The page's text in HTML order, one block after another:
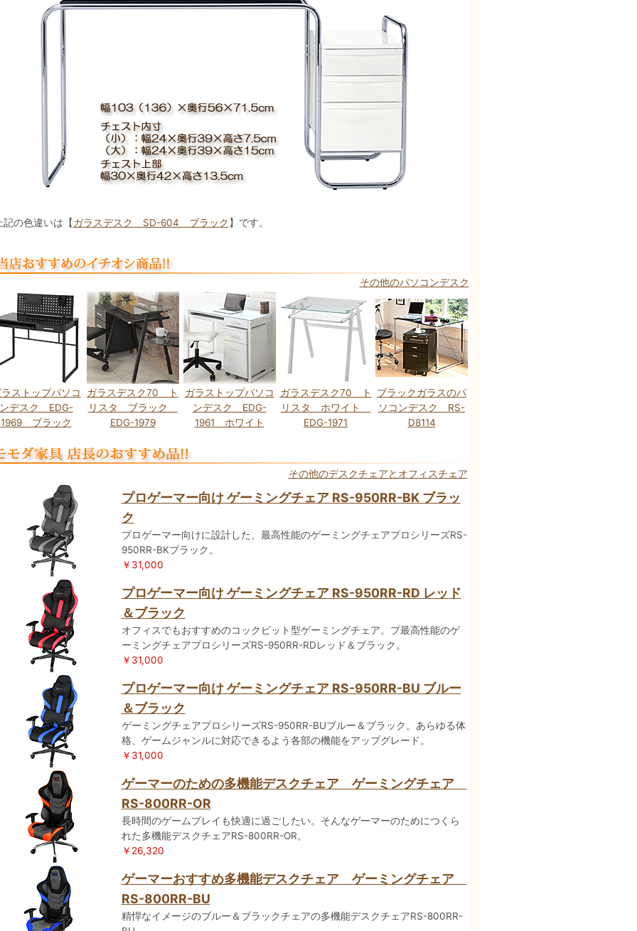
記の色違いは【ガラスデスク SD-604 ブラック 】です。
その他のパソコンデスク
ストップパソコ
デスク EDG-
1969 ブラック
ガラスデスク70 ト
リスタ ブラック
EDG-1979
ガラストップパソコ
ンデスク EDG-
1961 ホワイト
ガラスデスク70 ト
リスタ ホワイト
EDG-1971
ブラックガラスのパ
ソコンデスク RS-
D8114
その他のデスクチェアとオフィスチェア
プロゲーマー向け ゲーミングチェア RS-950RR-BK ブラッ
ク
プロゲーマー向けに設計した、最高性能のゲーミングチェアプロシリーズRS-
950RR-BKブラック。
￥31,000
プロゲーマー向け ゲーミングチェア RS-950RR-RD レッド
＆ブラック
オフィスでもおすすめのコックピット型ゲーミングチェア。プ最高性能のゲ
ーミングチェアプロシリーズRS-950RR-RDレッド＆ブラック。
￥31,000
プロゲーマー向け ゲーミングチェア RS-950RR-BU ブルー
＆ブラック
ゲーミングチェアプロシリーズRS-950RR-BUブルー＆ブラック。あらゆる体
格、ゲームジャンルに対応できるよう各部の機能をアップグレード。
￥31,000
ゲーマーのための多機能デスクチェア ゲーミングチェア
RS-800RR-OR
長時間のゲームプレイも快適に過ごしたい。そんなゲーマーのためにつくら
れた多機能デスクチェアRS-800RR-OR。
￥26,320
ゲーマーおすすめ多機能デスクチェア ゲーミングチェア
RS-800RR-BU
精悍なイメージのブルー＆ブラックチェアの多機能デスクチェアRS-800RR-